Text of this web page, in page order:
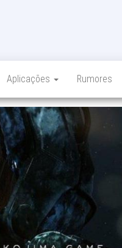
Aplicações Rumores